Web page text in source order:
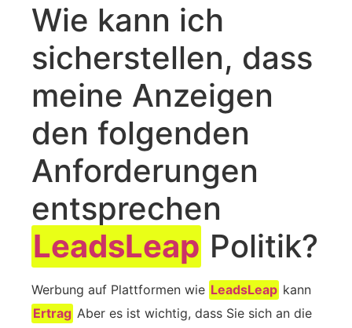
Wie kann ich
sicherstellen, dass
meine Anzeigen
den folgenden
Anforderungen
entsprechen
LeadsLeap Politik?
Werbung auf Plattformen wie LeadsLeap kann
Ertrag Aber es ist wichtig, dass Sie sich an die